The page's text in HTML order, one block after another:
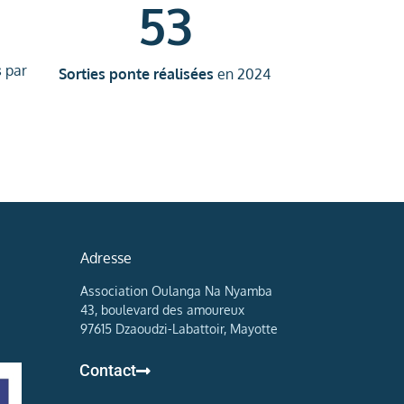
par Sorties ponte réalisées en 2024
53
Adresse
Association Oulanga Na Nyamba
43, boulevard des amoureux
97615 Dzaoudzi-Labattoir, Mayotte
Contact